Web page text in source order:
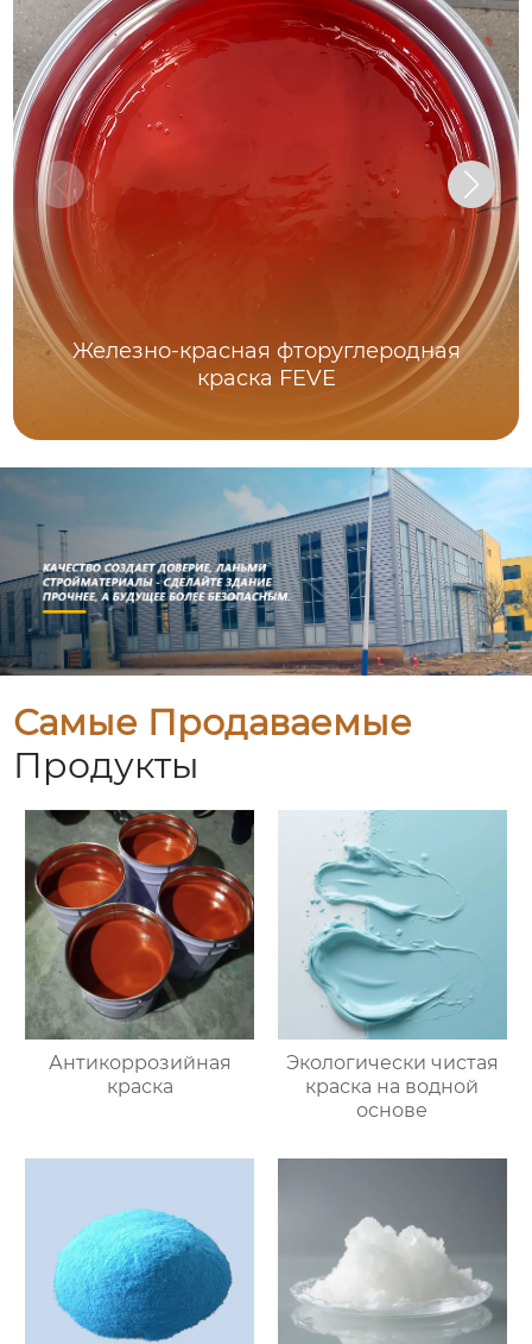
Железно-красная фторуглеродная
краска FEVE
Самые Продаваемые
Продукты
Антикоррозийная
краска
Экологически чистая
краска на водной
основе